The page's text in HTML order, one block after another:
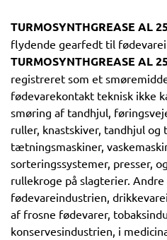
TURMOSYNTHGREASE AL
flydende gearfedt til
TURMOSYNTHGREASE AL
registreret som et
fødevarekontakt teknisk ikke
smøring af tandhjul,
ruller, knastskiver, tandhjul og
tætningsmaskiner,
sorteringssystemer, presser,
rullekroge på slagterier.
fødevareindustrien,
af frosne fødevarer,
konservesindustrien, i